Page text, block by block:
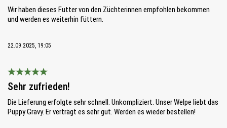
Wir haben dieses Futter von den Züchterinnen empfohlen bekommen
und werden es weiterhin füttern.
22.09.2025, 19:05
Bewertung mit 5 von 5 Sternen
Sehr zufrieden!
Die Lieferung erfolgte sehr schnell. Unkompliziert. Unser Welpe liebt das
Puppy Gravy. Er verträgt es sehr gut. Werden es wieder bestellen!